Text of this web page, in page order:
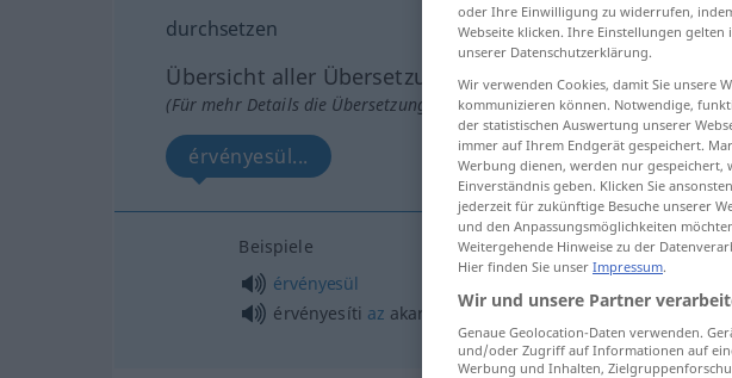
durchsetzen
Übersicht aller Übersetzungen
(Für mehr Details die Übersetzung anklicken/antippen)
érvényesül...
Beispiele
érvényesül
érvényesíti az akaratát
oder Ihre Einwilligung zu widerrufen,
Webseite klicken. Ihre Einstellungen
unserer Datenschutzerklärung.
Wir verwenden Cookies, damit Sie unsere
kommunizieren können. Notwendige,
der statistischen Auswertung unserer
immer auf Ihrem Endgerät gespeichert.
Werbung dienen, werden nur gespeichert,
Einverständnis geben. Klicken Sie
jederzeit für zukünftige Besuche unserer
und den Anpassungsmöglichkeiten
Weitergehende Hinweise zu der
Hier finden Sie unser Impressum.
Wir und unsere Partner
Genaue Geolocation-Daten verwenden.
und/oder Zugriff auf Informationen auf
Werbung und Inhalten,